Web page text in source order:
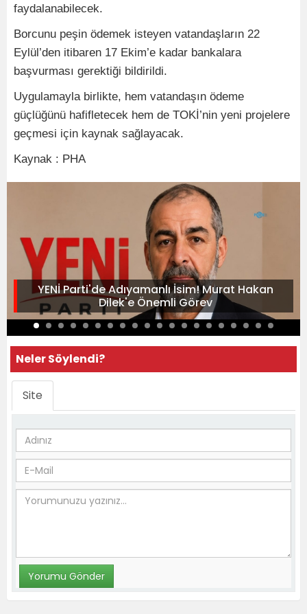
faydalanabilecek.
Borcunu peşin ödemek isteyen vatandaşların 22
Eylül’den itibaren 17 Ekim’e kadar bankalara
başvurması gerektiği bildirildi.
Uygulamayla birlikte, hem vatandaşın ödeme
güçlüğünü hafifletecek hem de TOKİ’nin yeni projelere
geçmesi için kaynak sağlayacak.
Kaynak : PHA
YENİ Parti'de Adıyamanlı İsim! Murat Hakan
Dilek'e Önemli Görev
Neler Söylendi?
Site